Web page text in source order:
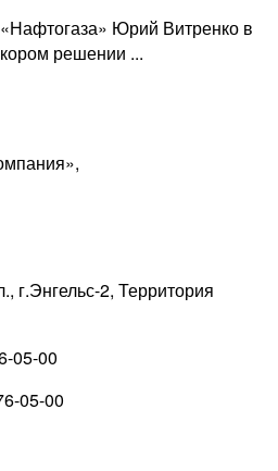
Юрий Витренко в
решении ...
г.Энгельс-2, Территория
05-00
05-00